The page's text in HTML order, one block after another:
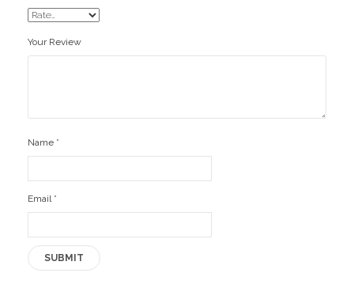
Your Review
Name *
Email *